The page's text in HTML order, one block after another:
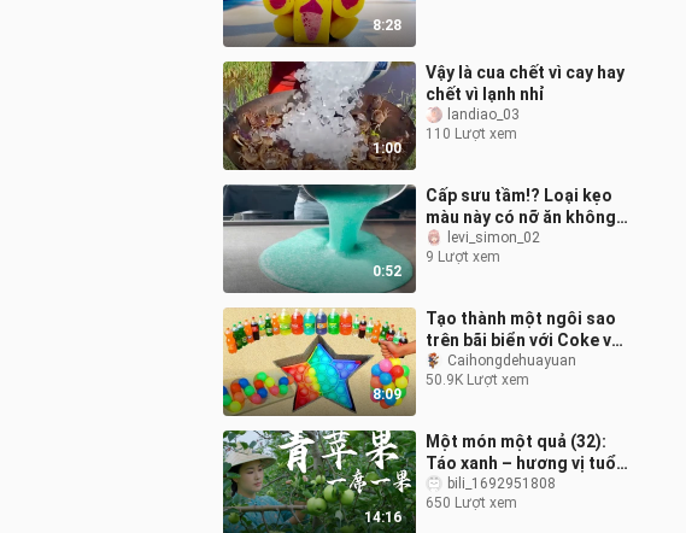
8:28
1:00
Vậy là cua chết vì cay hay
chết vì lạnh nhỉ
landiao_03
110 Lượt xem
0:52
Cấp sưu tầm!? Loại kẹo
màu này có nỡ ăn không
nhỉ?levi_simon_02
9 Lượt xem
8:09
Tạo thành một ngôi sao
trên bãi biển với Coke và
Sprite Skittles
Caihongdehuayuan
50.9K Lượt xem
14:16
Một món một quả (32):
Táo xanh – hương vị tuổi
thơ, chua ngọt sảng
khoái, thanh mát mọng
bili_1692951808
650 Lượt xem